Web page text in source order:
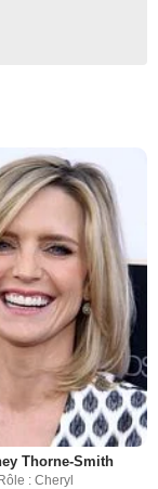
Thorne-Smith
: Cheryl